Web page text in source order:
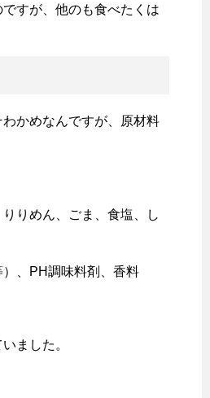
すが、他のも食べたくは
かめなんですが、原材料
りめん、ごま、食塩、し
、PH調味料剤、香料
ました。